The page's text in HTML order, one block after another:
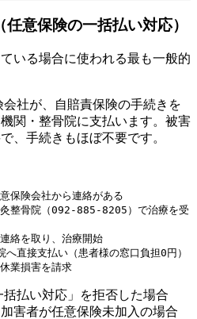
任意保険の一括払い対応）
いる場合に使われる最も一般的
社が、自賠責保険の手続きを
関・整骨院に支払います。被害
、手続きもほぼ不要です。
保険会社から連絡がある
整骨院（092-885-8205）で治療を受
絡を取り、治療開始
直接支払い（患者様の窓口負担0円）
払い対応」を拒否した場合
害者が任意保険未加入の場合